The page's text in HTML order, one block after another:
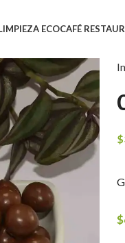
ECOCAFÉ
$
$